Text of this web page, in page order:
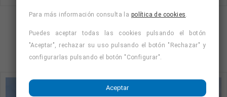
1 2
Para más información consulta la política de cookies
Puedes aceptar todas las cookies pulsando el botón
"Aceptar", rechazar su uso pulsando el botón "Rechazar" y
configurarlas pulsando el botón "Configurar".
Aceptar